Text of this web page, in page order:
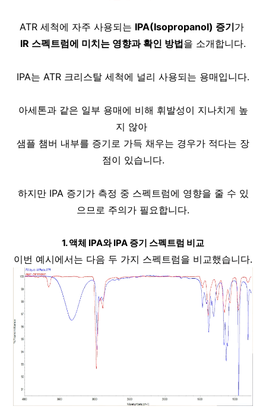
ATR 세척에 자주 사용되는 IPA(Isopropanol) 증기가
IR 스펙트럼에 미치는 영향과 확인 방법을 소개합니다.
IPA는 ATR 크리스탈 세척에 널리 사용되는 용매입니다.
아세톤과 같은 일부 용매에 비해 휘발성이 지나치게 높
지 않아
샘플 챔버 내부를 증기로 가득 채우는 경우가 적다는 장
점이 있습니다.
하지만 IPA 증기가 측정 중 스펙트럼에 영향을 줄 수 있
으므로 주의가 필요합니다.
1. 액체 IPA와 IPA 증기 스펙트럼 비교
이번 예시에서는 다음 두 가지 스펙트럼을 비교했습니다.